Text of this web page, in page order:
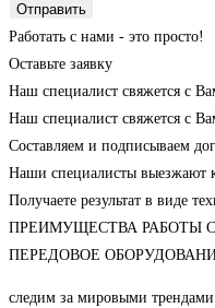
Отправить
Работать с нами - это просто!
Оставьте заявку
Наш специалист свяжется с
Наш специалист свяжется с
Составляем и подписываем
Наши специалисты выезжают
Получаете результат в виде
ПРЕИМУЩЕСТВА РАБОТЫ
ПЕРЕДОВОЕ
следим за мировыми